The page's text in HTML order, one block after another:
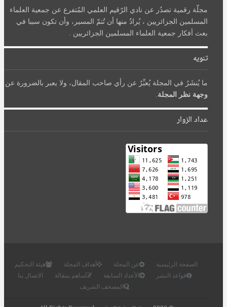
مجلّة رقمية تصدُر عن نادي الرّقيم العلمي المُتفرع عن جمعية العلماء
المسلمين الجزائريين ، يُرادُ منها أن تُتمّ المسير، وأن تكون سببا في
بعث أفكار جمعية العلماء المسلمين الجزائريين .
تنويه
ما يُنشَرُ في المجلة يُعبِّرُ عن رأي صاحب المقال، ولا يعبر بالضرورة عن
وجهة نظر المجلة
عداد الزوار
الصفحة الرئيسية عن المجلة أهداف المجلة
هيئة التحكيم
قواعد النشر
الأعداد السابقة ساهم بمقالة
الاتصال بنا
المصحف الشريف